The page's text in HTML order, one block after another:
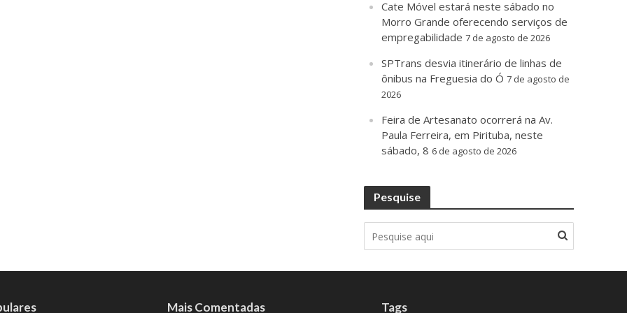
Cate Móvel estará neste sábado no
Morro Grande oferecendo serviços de
empregabilidade 7 de agosto de 2026
SPTrans desvia itinerário de linhas de
ônibus na Freguesia do Ó 7 de agosto de
2026
Feira de Artesanato ocorrerá na Av.
Paula Ferreira, em Pirituba, neste
sábado, 8 6 de agosto de 2026
Pesquise
Mais Comentadas Tags